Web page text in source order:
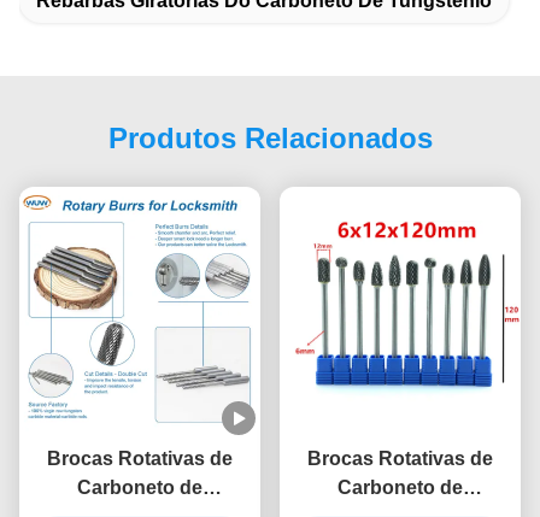
Produtos Relacionados
Brocas Rotativas de
Carboneto de
Brocas Rotativas de
Carboneto de